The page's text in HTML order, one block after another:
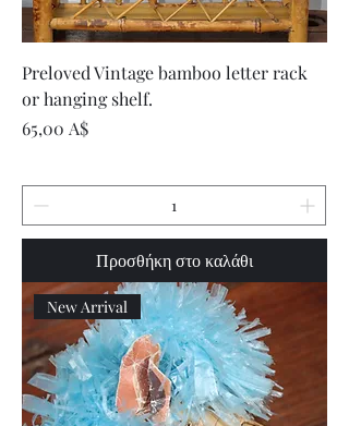
Preloved Vintage bamboo letter rack
or hanging shelf.
Τιμή
65,00 A$
Προσθήκη στο καλάθι
New Arrival